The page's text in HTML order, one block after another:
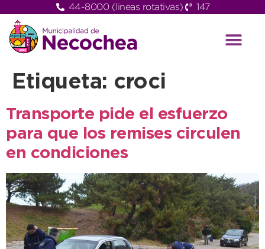
44-8000 (lineas rotativas) 147
Etiqueta: croci
Transporte pide el esfuerzo
para que los remises circulen
en condiciones